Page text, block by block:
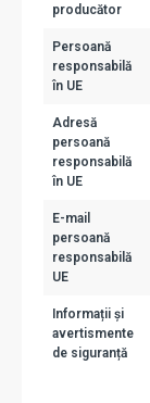
producător
Persoană
responsabilă
în UE
Adresă
persoană
responsabilă
în UE
E-mail
persoană
responsabilă
UE
Informații și
avertismente
de siguranță